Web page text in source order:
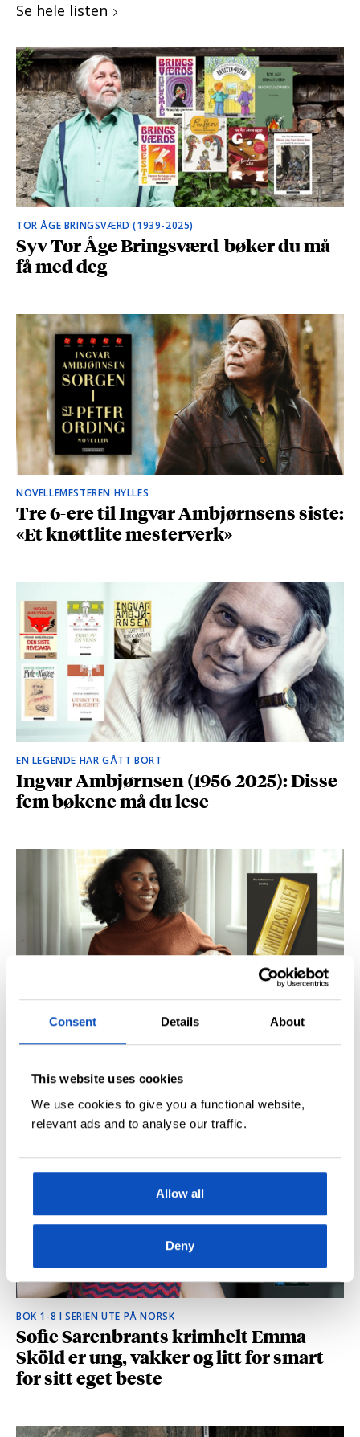
Consent Details About
This website uses cookies
We use cookies to give you a functional website,
relevant ads and to analyse our traffic.
Allow all
Deny
Se hele listen
TOR ÅGE BRINGSVÆRD (1939-2025)
Syv Tor Åge Bringsværd-bøker du må
få med deg
NOVELLEMESTEREN HYLLES
Tre 6-ere til Ingvar Ambjørnsens siste:
«Et knøttlite mesterverk»
EN LEGENDE HAR GÅTT BORT
Ingvar Ambjørnsen (1956-2025): Disse
fem bøkene må du lese
BRITISK STJERNESKUDD
Kåret til en av Storbritannias beste
unge forfattere: – Fantastisk å høre
hvilke deler som fikk folk til å le høyt
BOK 1-8 I SERIEN UTE PÅ NORSK
Sofie Sarenbrants krimhelt Emma
Sköld er ung, vakker og litt for smart
for sitt eget beste